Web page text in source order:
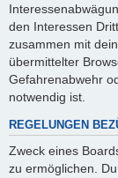
den Interessen
zusammen mit
übermittelter
Gefahrenabwehr
notwendig ist.
REGELUNGEN
Zweck eines
zu ermöglichen.